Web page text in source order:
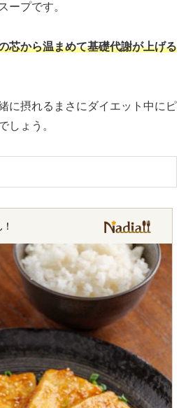
ープです。
芯から温まめて基礎代謝が上げる
に摂れるまさにダイエット中にピ
しょう。